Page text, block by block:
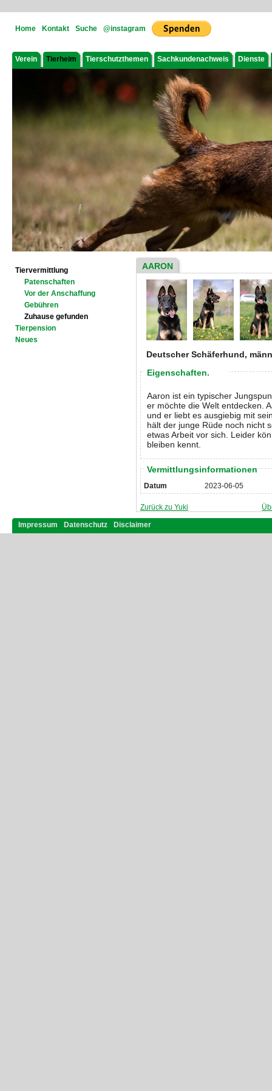
Home Kontakt Suche @instagram
Verein Tierheim Tierschutzthemen Sachkundenachweis Dienste
Tiervermittlung
Patenschaften
Vor der Anschaffung
Gebühren
Zuhause gefunden
Tierpension
Neues
AARON
Deutscher Schäferhund,
Eigenschaften.
Aaron ist ein typischer
er möchte die Welt entdecken.
und er liebt es ausgiebig mit
hält der junge Rüde noch nicht
etwas Arbeit vor sich. Leider
bleiben kennt.
Vermittlungsinformationen
Datum 2023-06-05
Zurück zu Yuki
Impressum Datenschutz Disclaimer